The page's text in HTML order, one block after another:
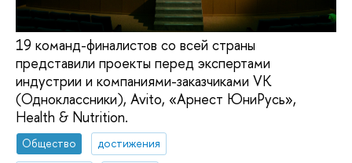
19 команд-финалистов со всей страны
представили проекты перед экспертами
индустрии и компаниями-заказчиками VK
(Одноклассники), Avito, «Арнест ЮниРусь»,
Health & Nutrition.
Общество
достижения